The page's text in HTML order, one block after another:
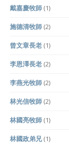
戴嘉慶牧師 (1)
施德清牧師 (2)
曾文章長老 (1)
李恩澤長老 (2)
李燕光牧師 (2)
林光信牧師 (2)
林國亮牧師 (1)
林國政弟兄(1)